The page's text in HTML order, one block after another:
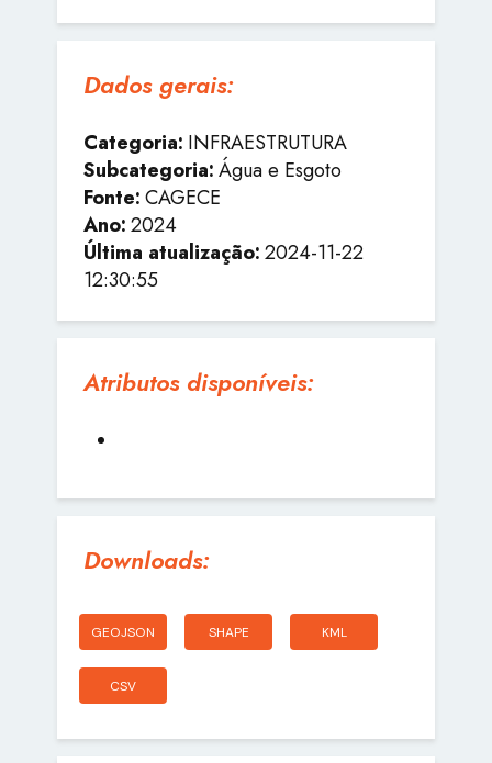
Dados gerais:
Categoria: INFRAESTRUTURA
Subcategoria:Água e Esgoto
Fonte:CAGECE
Ano:2024
Última atualização:2024-11-22
12:30:55
Atributos disponíveis:
Downloads:
GEOJSON SHAPE KML
CSV